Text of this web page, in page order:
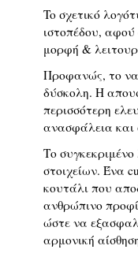
To σχετικό
ιστοπέδου,
μορφή &
Προφανώς, το να
δύσκολη. Η
περισσότερη
ανασφάλεια και
Το
στοιχείων. Ένα
κουτάλι που
ανθρώπινο
ώστε να
αρμονική